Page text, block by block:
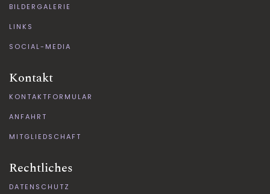
BILDERGALERIE
LINKS
SOCIAL-MEDIA
Kontakt
KONTAKTFORMULAR
ANFAHRT
MITGLIEDSCHAFT
Rechtliches
DATENSCHUTZ